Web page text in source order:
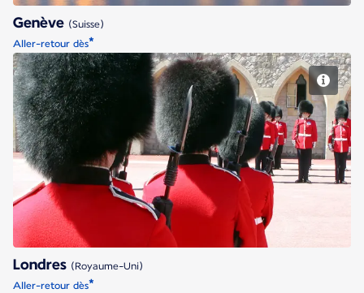
Genève (Suisse)
Aller-retour dès*
Londres
Londres (Royaume-Uni)
Aller-retour dès*